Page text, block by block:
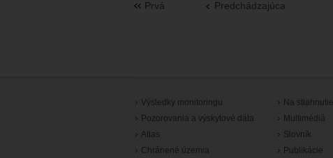
Prvá Predchádzajúca
Výsledky monitoringu
Pozorovania a výskytové dáta
Atlas
Chránené územia
Na stiahnutie
Multimédiá
Slovník
Publikácie